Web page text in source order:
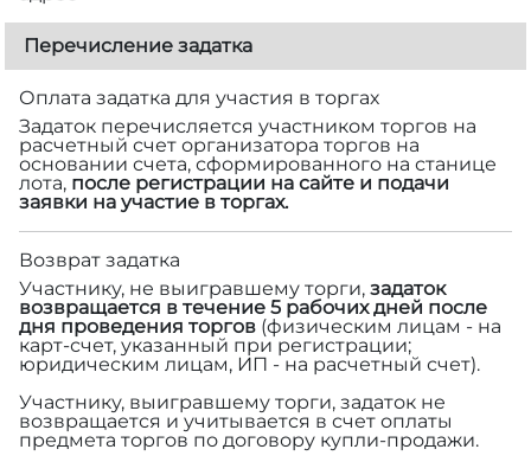
Перечисление задатка
Оплата задатка для участия в торгах
Задаток перечисляется участником торгов на
расчетный счет организатора торгов на
основании счета, сформированного на станице
лота, после регистрации на сайте и подачи
заявки на участие в торгах.
Возврат задатка
Участнику, не выигравшему торги, задаток
возвращается в течение 5 рабочих дней после
дня проведения торгов (физическим лицам - на
карт-счет, указанный при регистрации;
юридическим лицам, ИП - на расчетный счет).
Участнику, выигравшему торги, задаток не
возвращается и учитывается в счет оплаты
предмета торгов по договору купли-продажи.